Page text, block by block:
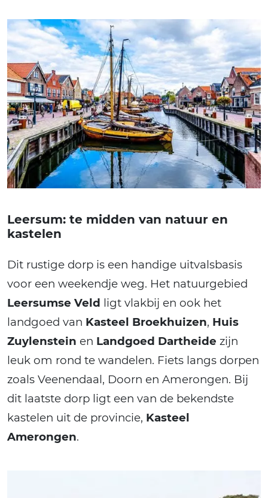
Leersum: te midden van natuur en
kastelen
Dit rustige dorp is een handige uitvalsbasis
voor een weekendje weg. Het natuurgebied
Leersumse Veld ligt vlakbij en ook het
landgoed van Kasteel Broekhuizen, Huis
Zuylenstein en Landgoed Dartheide zijn
leuk om rond te wandelen. Fiets langs dorpen
zoals Veenendaal, Doorn en Amerongen. Bij
dit laatste dorp ligt een van de bekendste
kastelen uit de provincie, Kasteel
Amerongen.